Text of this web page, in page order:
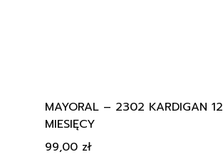
MAYORAL – 2302 KARDIGAN 12
MIESIĘCY
99,00 zł